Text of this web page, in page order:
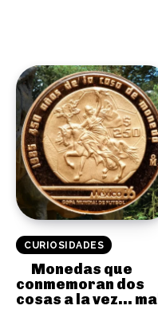
CURIOSIDADES
Monedas que
conmemoran dos
cosas a la vez… mal